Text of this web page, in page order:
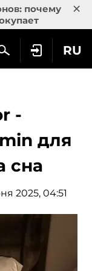
почему
×
RU
-
для
сна
2025, 04:51